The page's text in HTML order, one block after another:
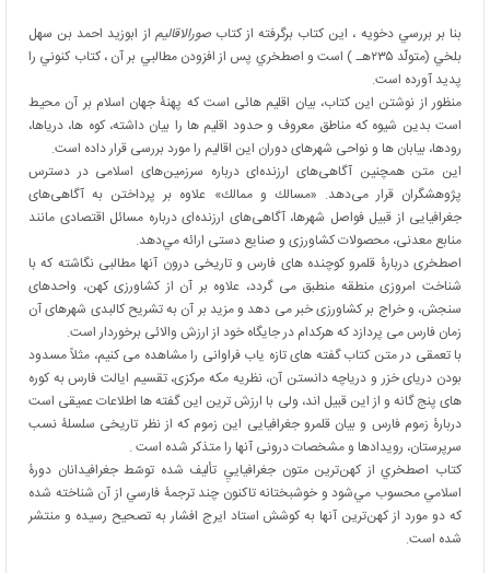
بنا بر بررسي دخويه ، اين كتاب برگرفته از كتابصورالاقاليم از ابوزيد احمد بن سهل
بلخي (متولّد ۲۳۵هـ ) است و اصطخري پس از افزودن مطالبي بر آن ، كتاب كنوني را
پديد آورده است.
منظور از نوشتن این کتاب، بیان اقلیم هائی است که پهنۀ جهان اسلام بر آن محیط
است بدین شیوه که مناطق معروف و حدود اقلیم ها را بیان داشته، کوه ها، دریاها،
رودها، بیابان ها و نواحی شهرهای دوران این اقالیم را مورد بررسی قرار داده است.
این متن همچنین آگاهی‌های ارزنده‌ای درباره سرزمین‌های اسلامی در دسترس
پژوهشگران قرار می‌دهد. «مسالك و ممالك» علاوه بر پرداختن به آگاهی‌های
جغرافیایی از قبیل فواصل شهرها، آگاهی‌های ارزنده‌ای درباره مسائل اقتصادی مانند
منابع معدنی، محصولات کشاورزی و صنایع دستی ارائه مي‌دهد.
اصطخری دربارۀ قلمرو کوچنده های فارس و تاریخی درون آنها مطالبی نگاشته که با
شناخت امروزی منطقه منطبق می گردد، علاوه بر آن از کشاورزی کهن، واحدهای
سنجش، و خراج بر کشاورزی خبر می دهد و مزید بر آن به تشریح کالبدی شهرهای آن
زمان فارس می پردازد که هرکدام در جایگاه خود از ارزش والائی برخوردار است.
با تعمقی در متن کتاب گفته های تازه یاب فراوانی را مشاهده می کنیم، مثلاً مسدود
بودن دریای خزر و دریاچه دانستن آن، نظریه مکه مرکزی، تقسیم ایالت فارس به کوره
های پنج گانه و از این قبیل اند، ولی با ارزش ترین این گفته ها اطلاعات عمیقی است
دربارۀ زموم فارس و بیان قلمرو جغرافیایی این زموم که از نظر تاریخی سلسلۀ نسب
سرپرستان، رویدادها و مشخصات درونی آنها را متذکر شده است .
كتاب اصطخري از كهن‌ترين متون جغرافياييِ تأليف شده توسّط جغرافيدانان دورۀ
اسلامي محسوب مي‌شود و خوشبختانه تاكنون چند ترجمۀ فارسي از آن شناخته شده
كه دو مورد از كهن‌ترين آنها به كوشش استاد ايرج افشار به تصحيح رسيده و منتشر
شده است.